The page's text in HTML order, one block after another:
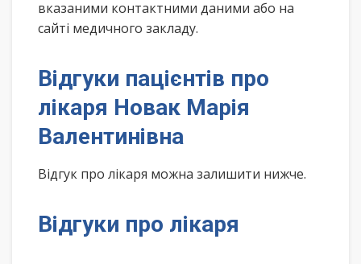
вказаними контактними даними або на
сайті медичного закладу.
Відгуки пацієнтів про
лікаря Новак Марія
Валентинівна
Відгук про лікаря можна залишити нижче.
Відгуки про лікаря